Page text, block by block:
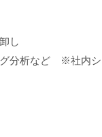
し
グ分析など ※社内シ